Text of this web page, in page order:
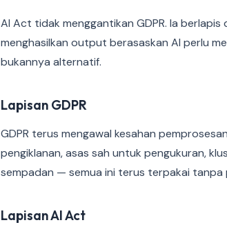
AI Act tidak menggantikan GDPR. Ia
menghasilkan output berasaskan AI perlu
bukannya alternatif.
Lapisan GDPR
GDPR terus mengawal kesahan
pengiklanan, asas sah untuk pengukuran,
sempadan — semua ini terus terpakai tanpa
Lapisan AI Act